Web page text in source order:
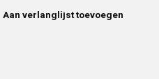
Aan verlanglijst toevoegen